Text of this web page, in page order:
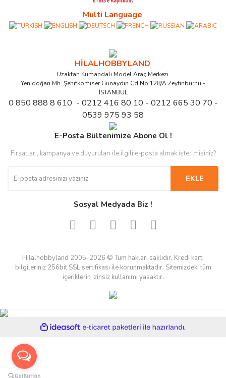
Multi Language
HİLALHOBBYLAND
Uzaktan Kumandalı Model Araç Merkezi
Yenidoğan Mh. Şehitkomiser Günaydın Cd.No:128/A Zeytinburnu -
İSTANBUL
0 850 888 8 610 - 0212 416 80 10 - 0212 665 30 70 -
0539 975 93 58
E-Posta Bültenimize Abone Ol !
Fırsatları, kampanya ve duyuruları ile ilgili e-posta almak ister misiniz?
EKLE
Sosyal Medyada Biz !
Hilalhobbyland 2005-2026 © Tüm hakları saklıdır. Kredi kartı
bilgileriniz 256bit SSL sertifikası ile korunmaktadır. Sitemizdeki tüm
içeriklerin izinsiz kullanımı yasaktır.
ideasoft
e-